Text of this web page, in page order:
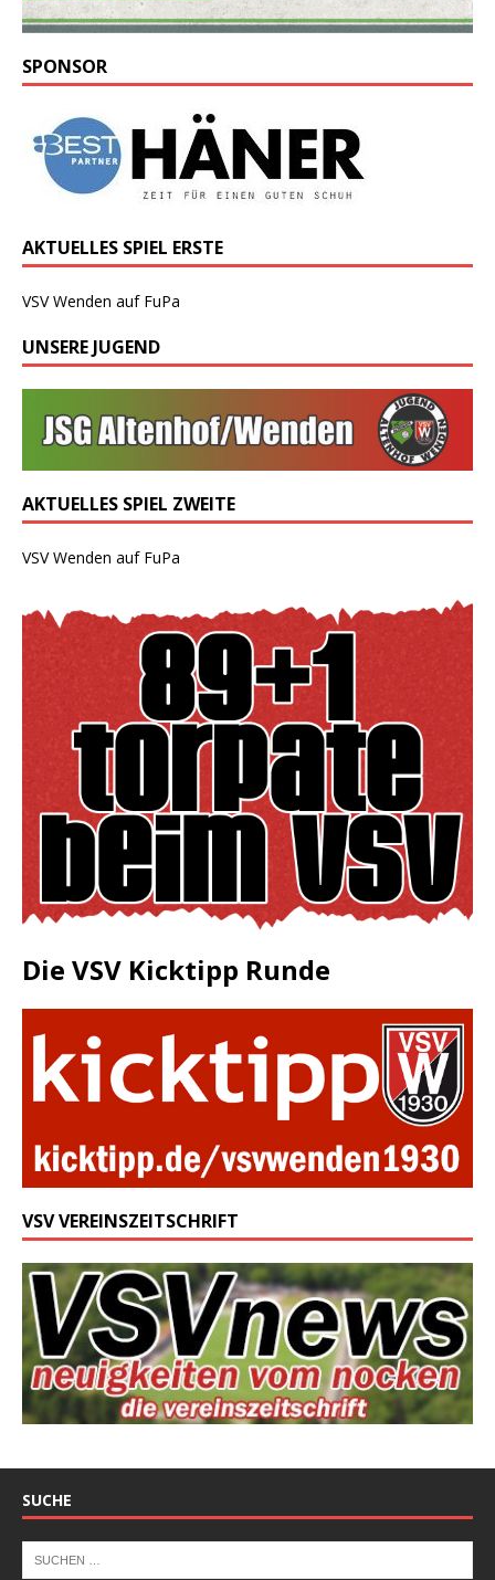
SPONSOR
AKTUELLES SPIEL ERSTE
VSV Wenden auf FuPa
UNSERE JUGEND
AKTUELLES SPIEL ZWEITE
VSV Wenden auf FuPa
Die VSV Kicktipp Runde
VSV VEREINSZEITSCHRIFT
SUCHE